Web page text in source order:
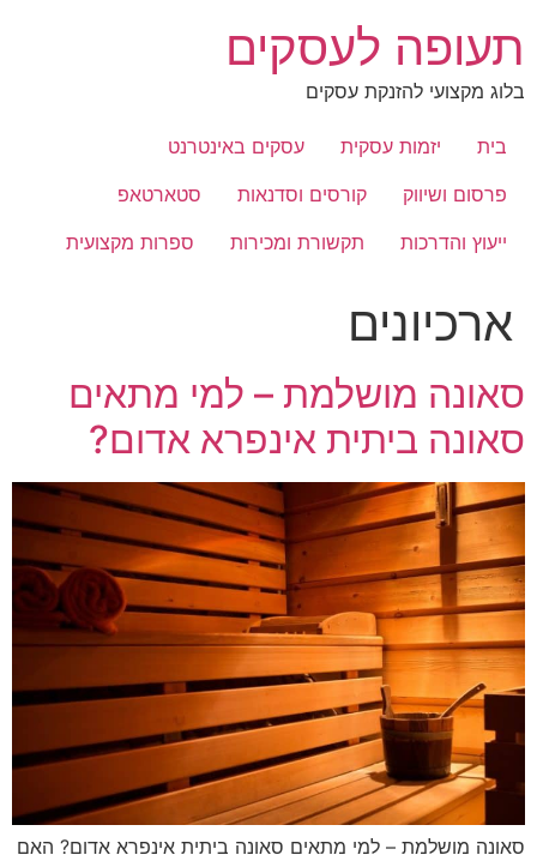
לתוכן
תעופה לעסקים
בלוג מקצועי להזנקת עסקים
בית יזמות עסקית
עסקים באינטרנט
פרסום ושיווק
קורסים וסדנאות
סטארטאפ
ייעוץ והדרכות
תקשורת ומכירות ספרות מקצועית
ארכיונים
סאונה מושלמת – למי מתאים
סאונה ביתית אינפרא אדום?
סאונה מושלמת – למי מתאים סאונה ביתית אינפרא אדום? האם